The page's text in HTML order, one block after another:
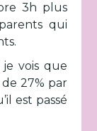
3h plus
qui
vois que
27% par
est passé